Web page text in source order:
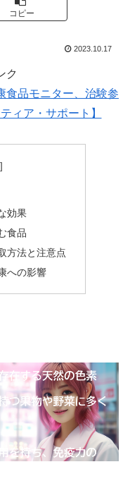
コピー
2023.10.17
ク
食品モニター、治験参
ィア・サポート】
効果
食品
方法と注意点
への影響